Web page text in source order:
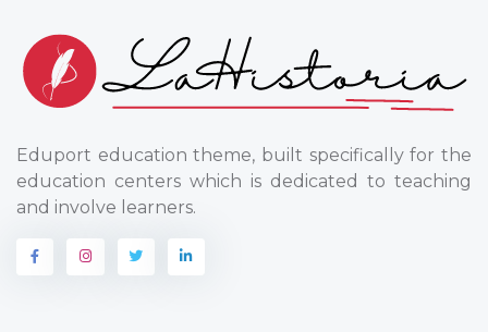
Eduport education theme, built specifically for the
education centers which is dedicated to teaching
and involve learners.